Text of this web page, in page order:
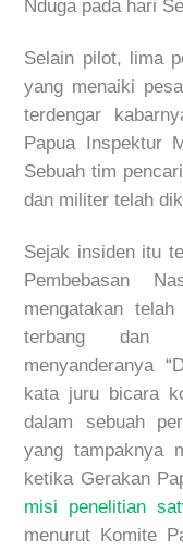
Nduga pada hari
Selain pilot, lima
yang menaiki
terdengar
Papua Inspektur
Sebuah tim
dan militer telah
Sejak insiden itu
Pembebasan
mengatakan
terbang dan
menyanderanya
kata juru bicara
dalam sebuah
yang tampaknya
ketika Gerakan
misi penelitian
menurut Komite